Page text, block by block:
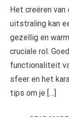
Het creëren
uitstraling kan
gezellig en
cruciale rol.
functionaliteit
sfeer en het
tips om je […]